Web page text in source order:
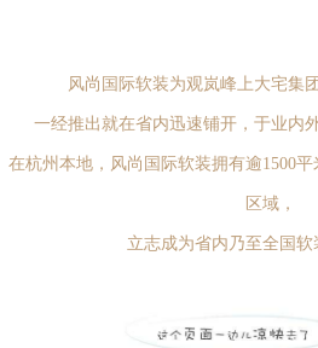
风尚国际软装为观岚峰上大宅集
一经推出就在省内迅速铺开，于业内
在杭州本地，风尚国际软装拥有逾1500
区域，
立志成为省内乃至全国软